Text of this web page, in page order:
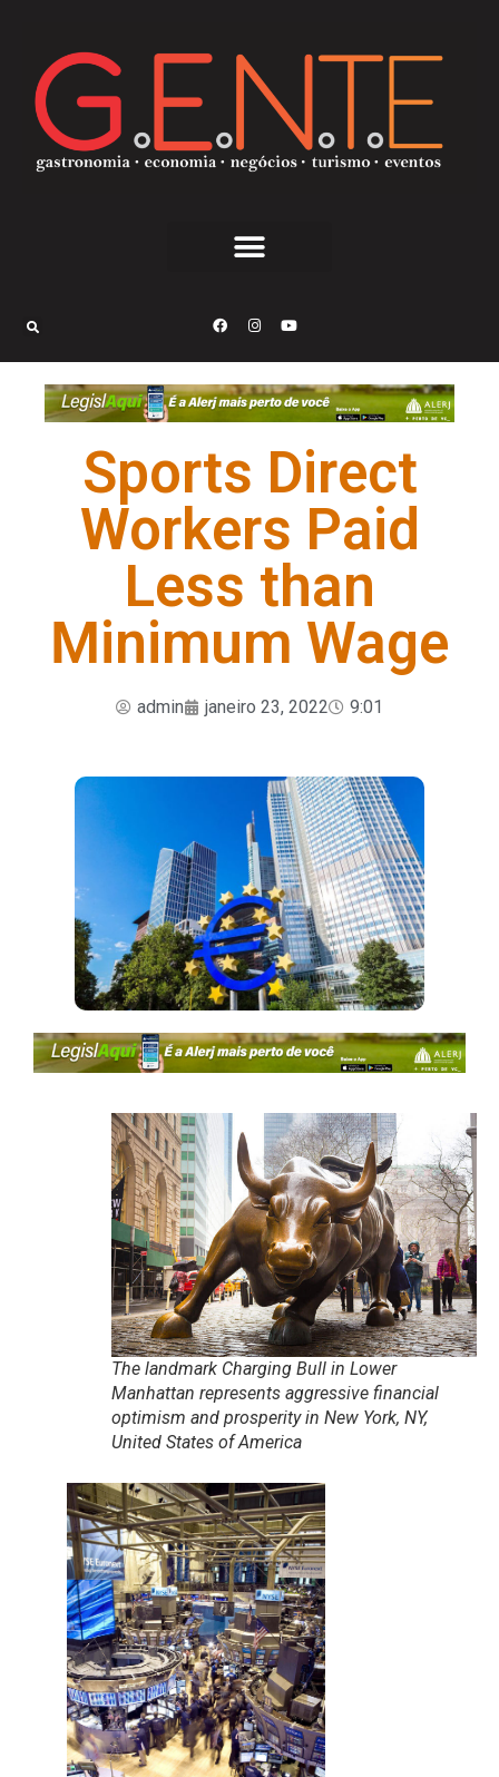
Sports Direct
Workers Paid
Less than
Minimum Wage
admin janeiro 23, 2022 9:01
The landmark Charging Bull in Lower
Manhattan represents aggressive financial
optimism and prosperity in New York, NY,
United States of America